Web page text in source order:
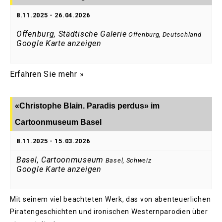
8.11.2025 - 26.04.2026
Offenburg, Städtische Galerie Offenburg, Deutschland
Google Karte anzeigen
Erfahren Sie mehr »
«Christophe Blain. Paradis perdus» im
Cartoonmuseum Basel
8.11.2025 - 15.03.2026
Basel, Cartoonmuseum Basel, Schweiz
Google Karte anzeigen
Mit seinem viel beachteten Werk, das von abenteuerlichen
Piratengeschichten und ironischen Westernparodien über